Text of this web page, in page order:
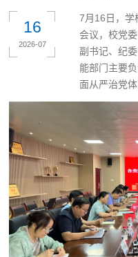
16
2026-07
7月16日，学
会议，校党
副书记、纪
能部门主要
面从严治党体